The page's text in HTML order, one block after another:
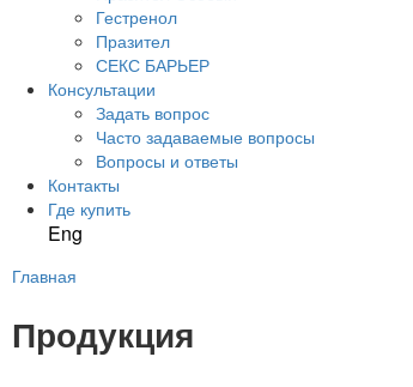
Гестренол
Празител
СЕКС БАРЬЕР
Консультации
Задать вопрос
Часто задаваемые вопросы
Вопросы и ответы
Контакты
Где купить
Eng
Главная
Продукция